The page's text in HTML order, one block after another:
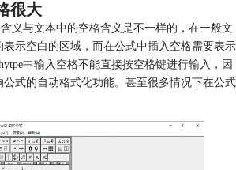
很大
义与文本中的空格含义是不一样的，在一般文
示空白的区域，而在公式中插入空格需要表示
中输入空格不能直接按空格键进行输入，因
式的自动格式化功能。甚至很多情况下在公式